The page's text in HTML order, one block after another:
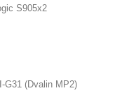
S905x2
G31 (Dvalin MP2)